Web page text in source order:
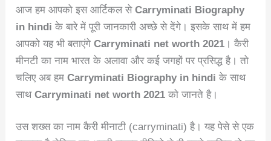
आज हम आपको इस आर्टिकल सेCarryminati Biography
in hindi के बारे में पूरी जानकारी अच्छे से देंगे। इसके साथ में हम
आपको यह भी बताएंगेCarryminati net worth 2021 । कैरी
मीनटी का नाम भारत के अलावा और कई जगहों पर प्रसिद्ध है। तो
चलिए अब हमCarryminati Biography in hindi के साथ
साथCarryminati net worth 2021 को जानते है।
उस शख्स का नाम कैरी मीनाटी (carryminati) है। यह पेसे से एक